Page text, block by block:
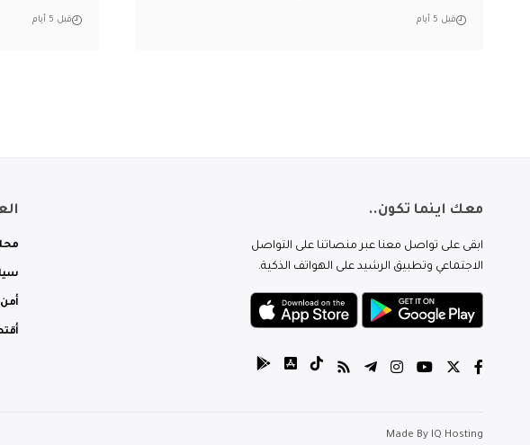
قبل 5 أيام قبل 5 أيام
معك اينما تكون..
ابقى على تواصل معنا عبر منصاتنا على التواصل
الاجتماعي وتطبيق الرشيد على الهواتف الذكية.
أمن
Made By IQ Hosting